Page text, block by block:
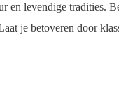
en levendige tradities.
je betoveren door